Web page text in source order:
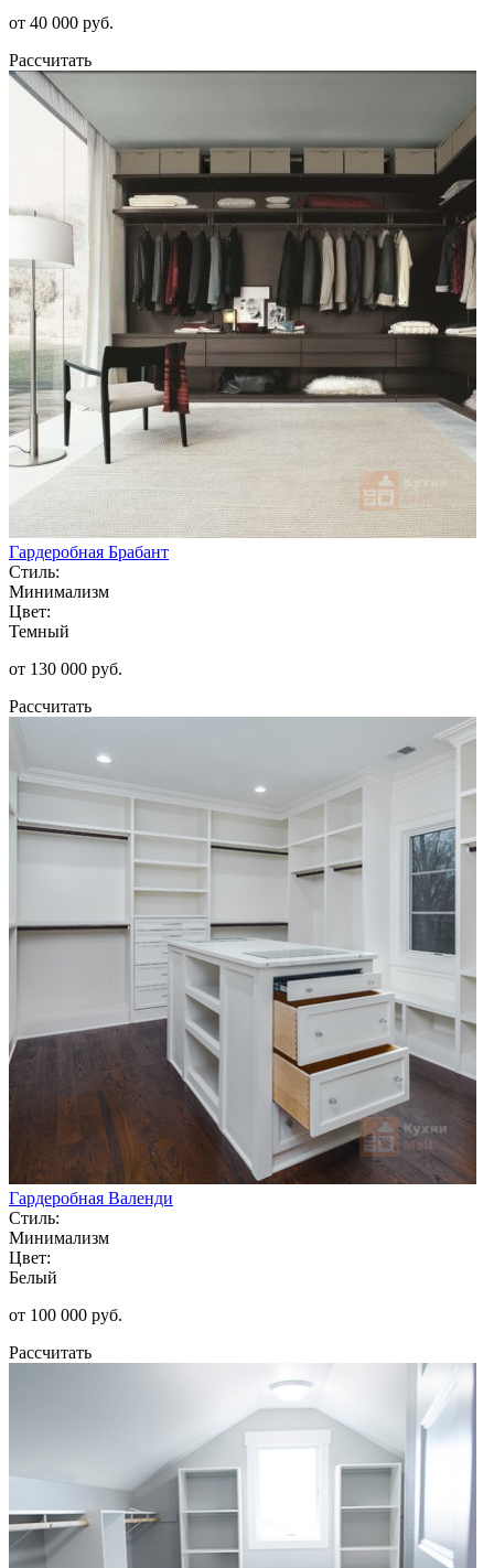
от 40 000 руб.
Рассчитать
Гардеробная Брабант
Стиль:
Минимализм
Цвет:
Темный
от 130 000 руб.
Рассчитать
Гардеробная Валенди
Стиль:
Минимализм
Цвет:
Белый
от 100 000 руб.
Рассчитать